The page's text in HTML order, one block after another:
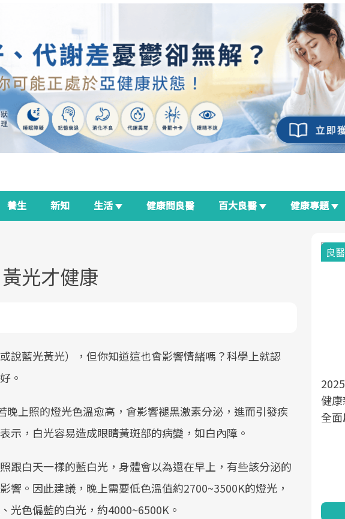
養生 新知 生活 健康問良醫 百大良醫 健康專題
光才健康
說藍光黃光），但你知道這也會影響情緒嗎？科學上就認
。
上照的燈光色溫愈高，會影響褪黑激素分泌，進而引發疾
示，白光容易造成眼睛黃斑部的病變，如白內障。
跟白天一樣的藍白光，身體會以為還在早上，有些該分泌的
響。因此建議，晚上需要低色溫值約2700~3500K的燈光，
光色偏藍的白光，約4000~6500K。
政策如「健康台灣推動委員會」與「長
照3.0」的推進，「預防醫學」已成全民
療院所的服務，更是民眾了解自身健康
狀況、啟動健康管理的重要起點。
良
健
全